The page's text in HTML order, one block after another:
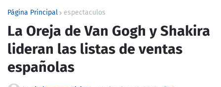
Página Principal espectaculos
La Oreja de Van Gogh y Shakira
lideran las listas de ventas
españolas